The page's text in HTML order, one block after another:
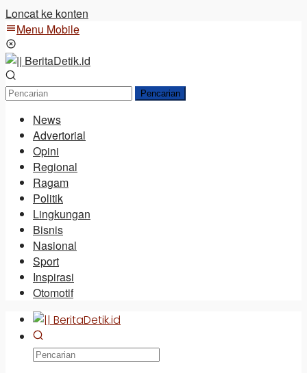
Loncat ke konten
Menu Mobile
Pencarian
News
Advertorial
Opini
Regional
Ragam
Politik
Lingkungan
Bisnis
Nasional
Sport
Inspirasi
Otomotif